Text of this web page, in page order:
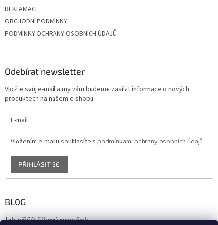
REKLAMACE
OBCHODNÍ PODMÍNKY
PODMÍNKY OCHRANY OSOBNÍCH ÚDAJŮ
Odebírat newsletter
Vložte svůj e-mail a my vám budeme zasílat informace o nových
produktech na našem e-shopu.
E-mail
Vložením e-mailu souhlasíte s podmínkami ochrany osobních údajů
PŘIHLÁSIT SE
BLOG
Jak přišít šikmý proužek